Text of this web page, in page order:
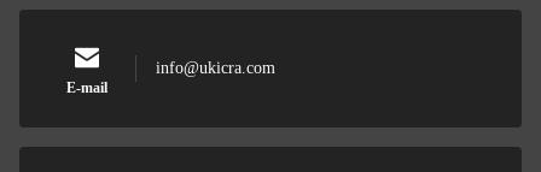
E-mail
info@ukicra.com